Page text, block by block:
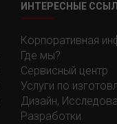
ИНТЕРЕСНЫЕ
Корпоративная
Где мы?
Сервисный центр
Услуги по
Дизайн,
Разработки